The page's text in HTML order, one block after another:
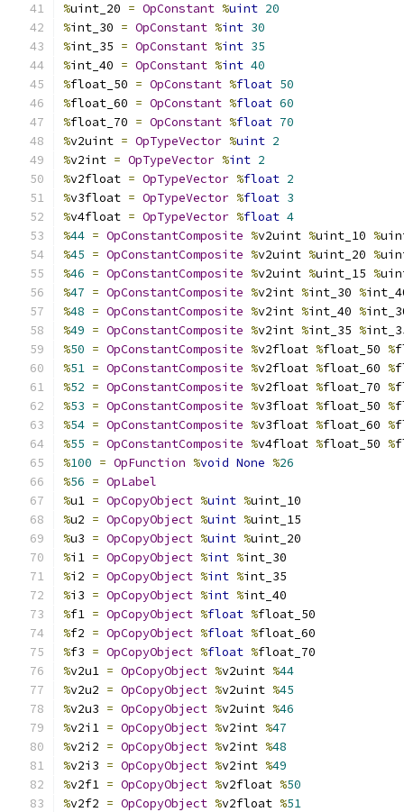
%uint_20 = OpConstant %uint 20
%int_30 = OpConstant %int 30
%int_35 = OpConstant %int 35
%int_40 = OpConstant %int 40
%float_50 = OpConstant %float 50
%float_60 = OpConstant %float 60
%float_70 = OpConstant %float 70
%v2uint = OpTypeVector %uint 2
%v2int = OpTypeVector %int 2
%v2float = OpTypeVector %float 2
%v3float = OpTypeVector %float 3
%v4float = OpTypeVector %float 4
%44 = OpConstantComposite %v2uint %uint_10 %
%45 = OpConstantComposite %v2uint %uint_20 %
%46 = OpConstantComposite %v2uint %uint_15 %
%47 = OpConstantComposite %v2int %int_30 %
%48 = OpConstantComposite %v2int %int_40 %
%49 = OpConstantComposite %v2int %int_35 %
%50 = OpConstantComposite %v2float %float_50 %
%51 = OpConstantComposite %v2float %float_60 %
%52 = OpConstantComposite %v2float %float_70 %
%53 = OpConstantComposite %v3float %float_50 %
%54 = OpConstantComposite %v3float %float_60 %
%55 = OpConstantComposite %v4float %float_50 %
%100 = OpFunction %void None %26
%56 = OpLabel
%u1 = OpCopyObject %uint %uint_10
%u2 = OpCopyObject %uint %uint_15
%u3 = OpCopyObject %uint %uint_20
%i1 = OpCopyObject %int %int_30
%i2 = OpCopyObject %int %int_35
%i3 = OpCopyObject %int %int_40
%f1 = OpCopyObject %float %float_50
%f2 = OpCopyObject %float %float_60
%f3 = OpCopyObject %float %float_70
%v2u1 = OpCopyObject %v2uint %44
%v2u2 = OpCopyObject %v2uint %45
%v2u3 = OpCopyObject %v2uint %46
%v2i1 = OpCopyObject %v2int %47
%v2i2 = OpCopyObject %v2int %48
%v2i3 = OpCopyObject %v2int %49
%v2f1 = OpCopyObject %v2float %50
%v2f2 = OpCopyObject %v2float %51